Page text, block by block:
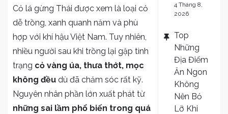
lầm
thường
gặp
khi
chăm
sóc
cỏ
Cỏ lá gừng Thái được xem là loại cỏ
dễ trồng, xanh quanh năm và phù
hợp với khí hậu Việt Nam. Tuy nhiên,
nhiều người sau khi trồng lại gặp tình
trạng cỏ vàng úa, thưa thớt, mọc
không đều dù đã chăm sóc rất kỹ.
Nguyên nhân phần lớn xuất phát từ
những sai lầm phổ biến trong quá
4 Tháng 8,
2026
Top
Những
Địa Điểm
Ăn Ngon
Không
Nên Bỏ
Lỡ Khi